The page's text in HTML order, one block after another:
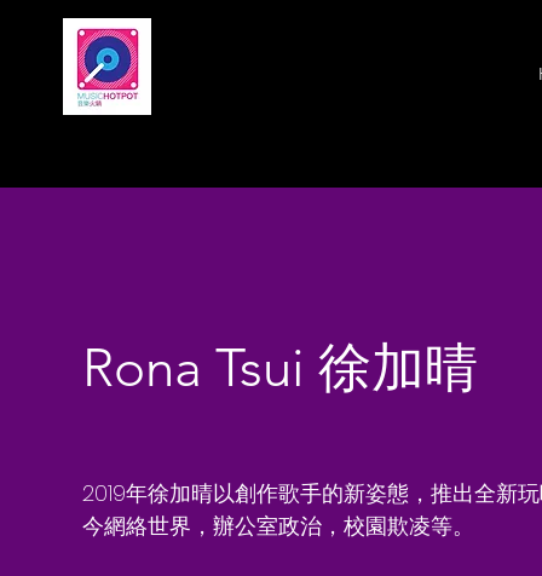
Rona Tsui 徐加晴
2019年徐加晴以創作歌手的新姿態，推出全新
今網絡世界，辦公室政治，校園欺凌等。